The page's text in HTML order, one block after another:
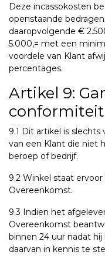
Deze incassokosten
openstaande
daaropvolgende €
5.000,= met een
voordele van Klant
percentages.
Artikel 9:
conformiteit
9.1 Dit artikel is slechts
van een Klant die niet
beroep of bedrijf.
9.2 Winkel staat
Overeenkomst.
9.3 Indien het
Overeenkomst
binnen 24 uur nadat
daarvan in kennis te